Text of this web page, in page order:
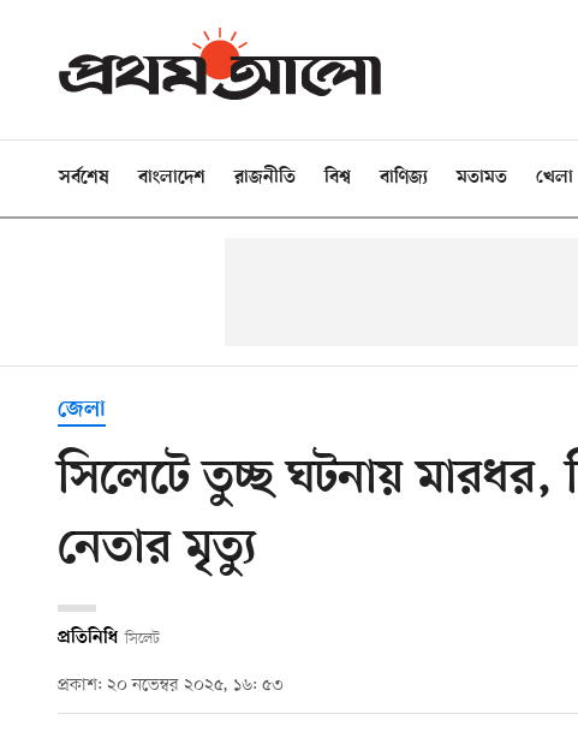
সর্বশেষ বাংলাদেশ রাজনীতি বিশ্ব বাণিজ্য মতামত খেলা
জেলা
সিলেটে তুচ্ছ ঘটনায় মারধর,
নেতার মৃত্যু
প্রতিনিধি সিলেট
প্রকাশ: ২০ নভেম্বর ২০২৫, ১৬: ৫৩